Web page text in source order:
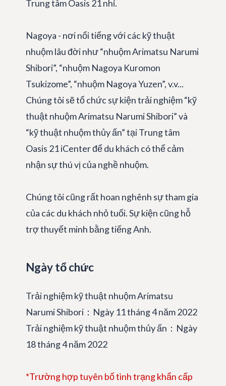
Trung tâm Oasis 21 nhỉ.
Nagoya - nơi nổi tiếng với các kỹ thuật
nhuộm lâu đời như “nhuộm Arimatsu Narumi
Shibori”, “nhuộm Nagoya Kuromon
Tsukizome”, “nhuộm Nagoya Yuzen”, v.v...
Chúng tôi sẽ tổ chức sự kiện trải nghiệm “kỹ
thuật nhuộm Arimatsu Narumi Shibori” và
“kỹ thuật nhuộm thủy ấn” tại Trung tâm
Oasis 21 iCenter để du khách có thể cảm
nhận sự thú vị của nghề nhuộm.
Chúng tôi cũng rất hoan nghênh sự tham gia
của các du khách nhỏ tuổi. Sự kiện cũng hỗ
trợ thuyết minh bằng tiếng Anh.
Ngày tổ chức
Trải nghiệm kỹ thuật nhuộm Arimatsu
Narumi Shibori：Ngày 11 tháng 4 năm 2022
Trải nghiệm kỹ thuật nhuộm thủy ấn：Ngày
18 tháng 4 năm 2022
*Trường hợp tuyên bố tình trạng khẩn cấp